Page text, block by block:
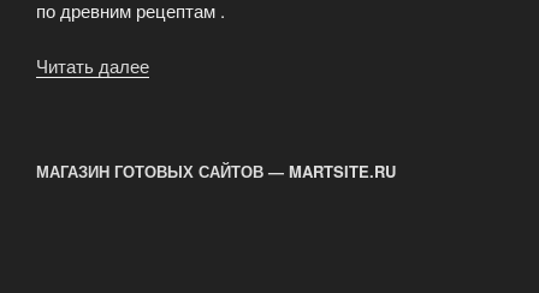
по древним рецептам .
Читать далее
на
МАГАЗИН ГОТОВЫХ САЙТОВ — MARTSITE.RU